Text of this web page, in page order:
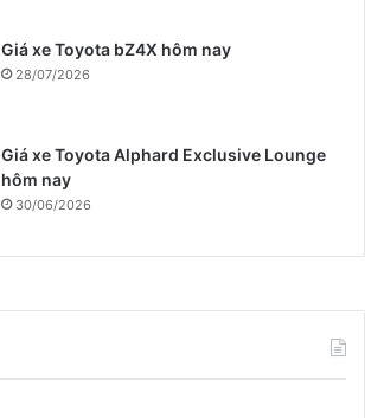
Giá xe Toyota bZ4X hôm nay
28/07/2026
Giá xe Toyota Alphard Exclusive Lounge
hôm nay
30/06/2026